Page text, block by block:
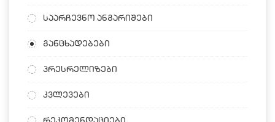
საარჩევნო ანგარიშები
განცხადებები
პრესრელიზები
კვლევები